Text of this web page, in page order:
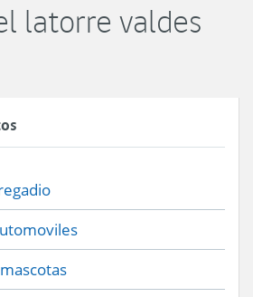
latorre valdes